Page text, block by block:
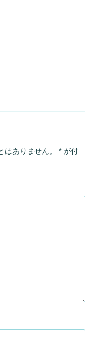
はありません。 * が付